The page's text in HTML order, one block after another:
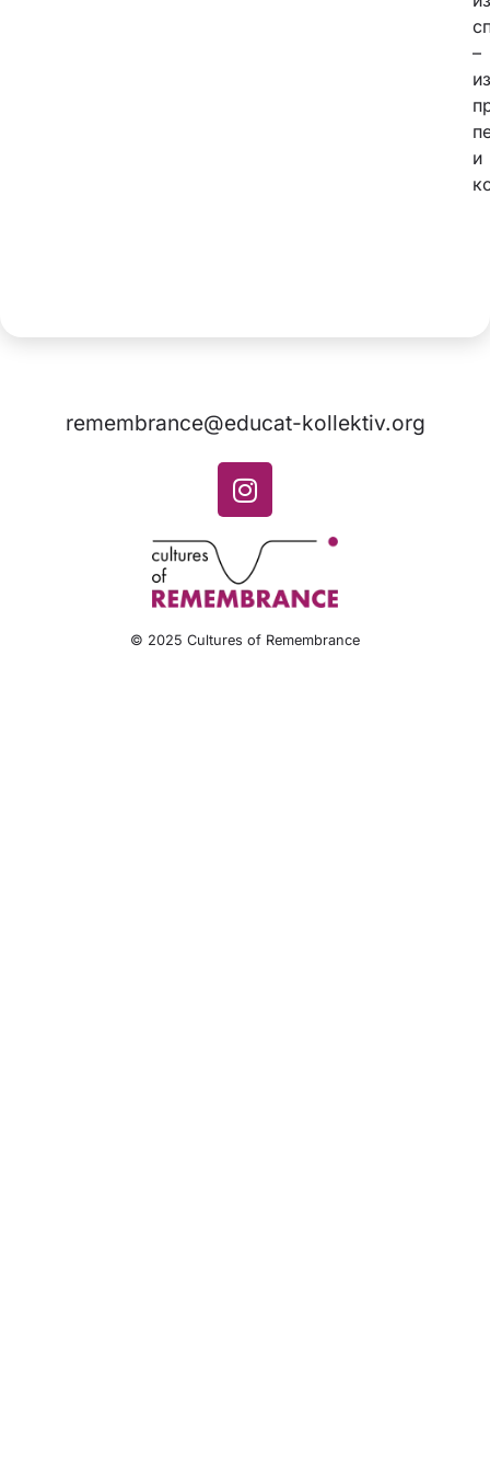
–
из
и
remembrance@educat-kollektiv.org
© 2025 Cultures of Remembrance